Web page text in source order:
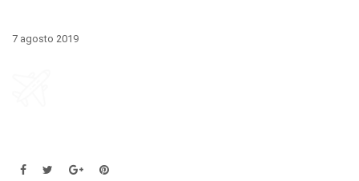
7 agosto 2019